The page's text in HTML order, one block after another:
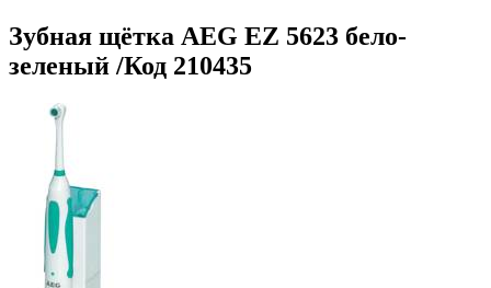
Зубная щётка AEG EZ 5623 бело-
зеленый /Код 210435